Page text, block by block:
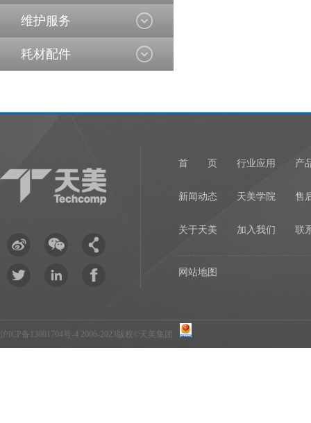
维护服务
耗材配件
首 页 行业应用 产
新闻动态 天美学院 售
关于天美 加入我们 联
网站地图
沪ICP备13001704号-4 2006-2023版权©天美集团